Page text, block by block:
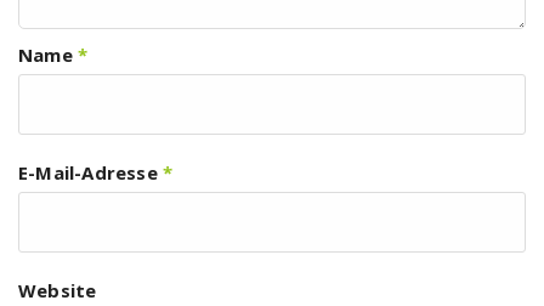
Name *
E-Mail-Adresse *
Website